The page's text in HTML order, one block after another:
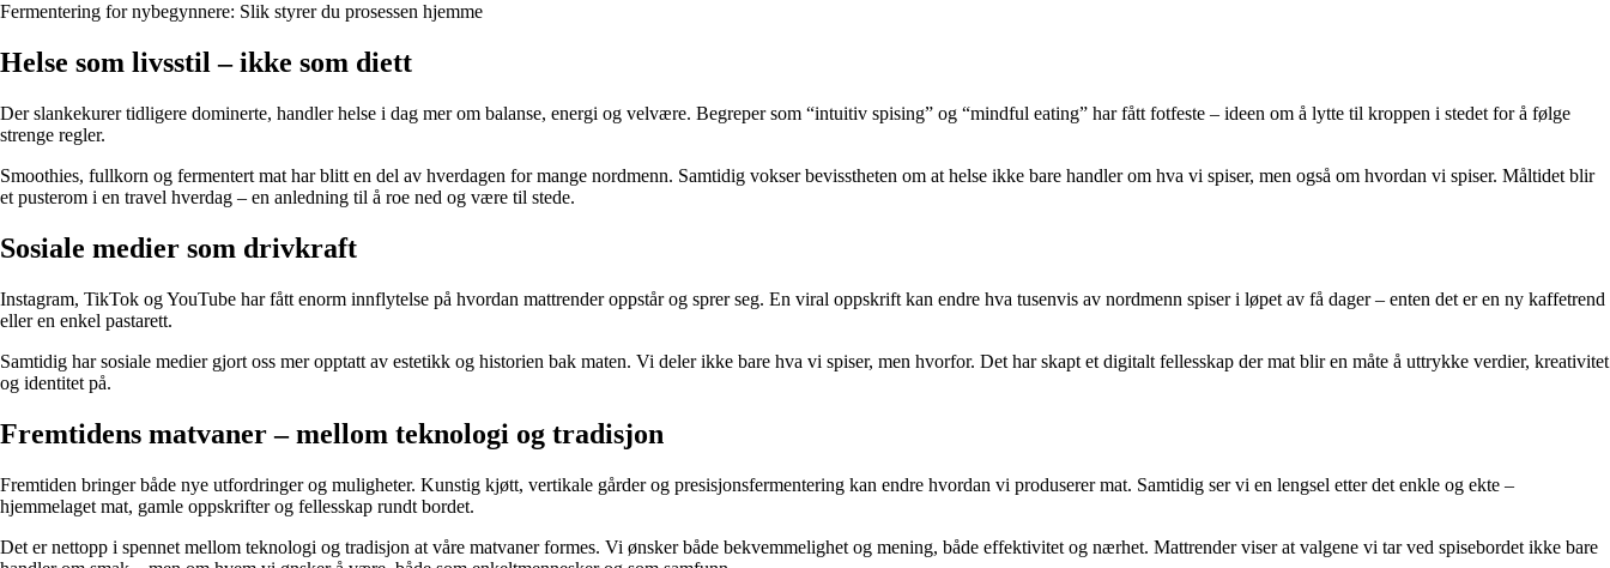
Fermentering for nybegynnere: Slik styrer du prosessen hjemme
Helse som livsstil – ikke som diett
Der slankekurer tidligere dominerte, handler helse i dag mer om balanse, energi og velvære. Begreper som “intuitiv spising” og “mindful eating” har fått fotfeste – ideen om å lytte til kroppen i stedet for å følge
strenge regler.
Smoothies, fullkorn og fermentert mat har blitt en del av hverdagen for mange nordmenn. Samtidig vokser bevisstheten om at helse ikke bare handler om hva vi spiser, men også om hvordan vi spiser. Måltidet blir
et pusterom i en travel hverdag – en anledning til å roe ned og være til stede.
Sosiale medier som drivkraft
Instagram, TikTok og YouTube har fått enorm innflytelse på hvordan mattrender oppstår og sprer seg. En viral oppskrift kan endre hva tusenvis av nordmenn spiser i løpet av få dager – enten det er en ny kaffetrend
eller en enkel pastarett.
Samtidig har sosiale medier gjort oss mer opptatt av estetikk og historien bak maten. Vi deler ikke bare hva vi spiser, men hvorfor. Det har skapt et digitalt fellesskap der mat blir en måte å uttrykke verdier, kreativitet
og identitet på.
Fremtidens matvaner – mellom teknologi og tradisjon
Fremtiden bringer både nye utfordringer og muligheter. Kunstig kjøtt, vertikale gårder og presisjonsfermentering kan endre hvordan vi produserer mat. Samtidig ser vi en lengsel etter det enkle og ekte –
hjemmelaget mat, gamle oppskrifter og fellesskap rundt bordet.
Det er nettopp i spennet mellom teknologi og tradisjon at våre matvaner formes. Vi ønsker både bekvemmelighet og mening, både effektivitet og nærhet. Mattrender viser at valgene vi tar ved spisebordet ikke bare